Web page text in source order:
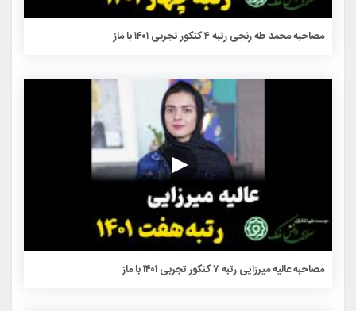
مصاحبه محمد طه رنجی رتبه ۴ کنکور تجربی ۱۴۰۱ با ماز
مصاحبه عالیه میرزایی رتبه ۷ کنکور تجربی ۱۴۰۱ با ماز